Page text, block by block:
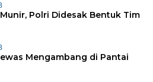
Polri Didesak Bentuk Tim
Mengambang di Pantai